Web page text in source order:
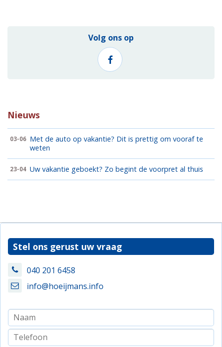
Volg ons op
Nieuws
03-06 Met de auto op vakantie? Dit is prettig om vooraf te
weten
23-04 Uw vakantie geboekt? Zo begint de voorpret al thuis
Stel ons gerust uw vraag
040 201 6458
info@hoeijmans.info